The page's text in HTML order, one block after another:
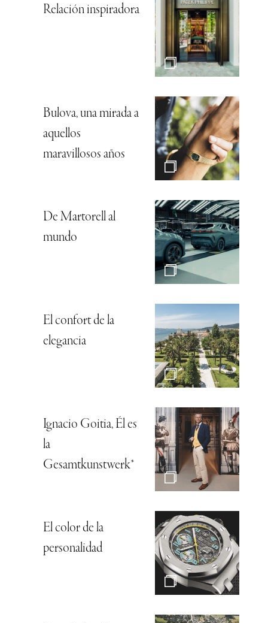
Relación inspiradora
Bulova, una mirada a
aquellos
maravillosos años
De Martorell al
mundo
El confort de la
elegancia
Ignacio Goitia, Él es
la
Gesamtkunstwerk*
El color de la
personalidad